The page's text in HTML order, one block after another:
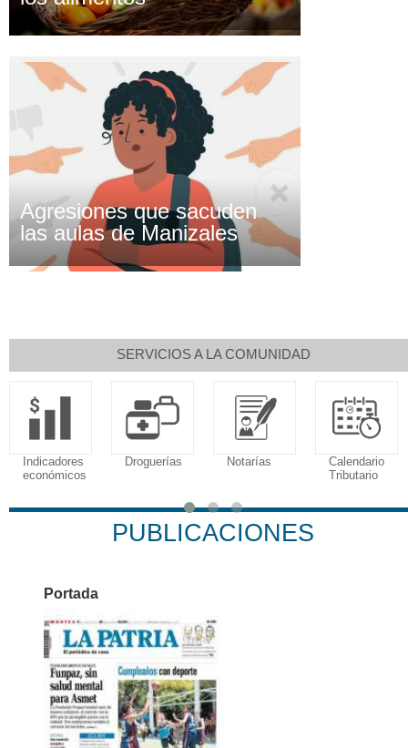
Agresiones que sacuden
las aulas de Manizales
SERVICIOS A LA COMUNIDAD
Indicadores
económicos
Droguerías Notarías
Calendario
Tributario
PUBLICACIONES
Portada